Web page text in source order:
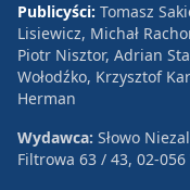
Publicyści: Tomasz
Lisiewicz, Michał
Piotr Nisztor, Adrian
Wołodźko, Krzysztof
Herman
Wydawca: Słowo
Filtrowa 63 / 43, 02-056